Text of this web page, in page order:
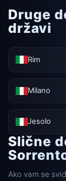
Druge
državi
Rim
Milano
Jesolo
Slične
Ako vam se